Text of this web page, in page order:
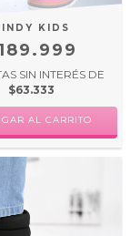
KIDS
SIN INTERÉS DE
$63.333
AL CARRITO